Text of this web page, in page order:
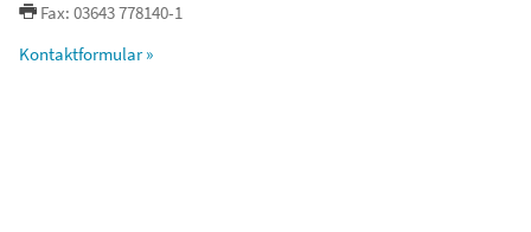
Fax: 03643 778140-1
Kontaktformular »